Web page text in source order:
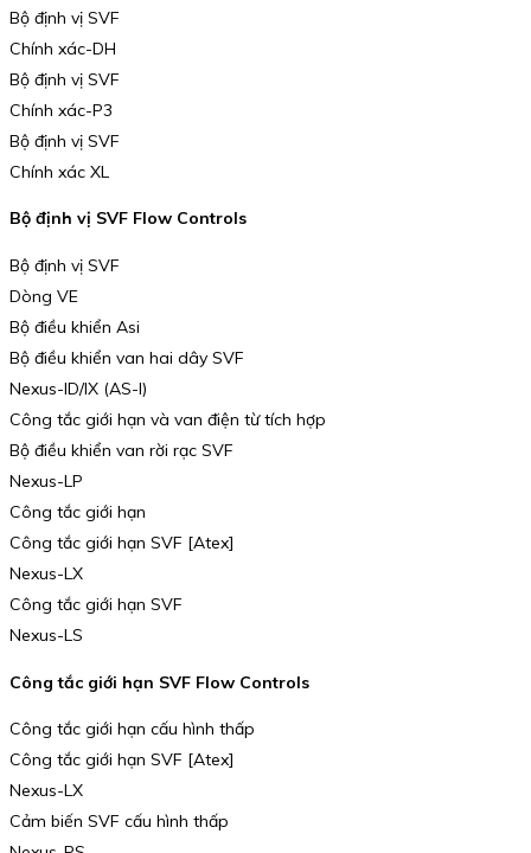
Bộ định vị SVF
Chính xác-DH
Bộ định vị SVF
Chính xác-P3
Bộ định vị SVF
Chính xác XL
Bộ định vị SVF Flow Controls
Bộ định vị SVF
Dòng VE
Bộ điều khiển Asi
Bộ điều khiển van hai dây SVF
Nexus-ID/IX (AS-I)
Công tắc giới hạn và van điện từ tích hợp
Bộ điều khiển van rời rạc SVF
Nexus-LP
Công tắc giới hạn
Công tắc giới hạn SVF [Atex]
Nexus-LX
Công tắc giới hạn SVF
Nexus-LS
Công tắc giới hạn SVF Flow Controls
Công tắc giới hạn cấu hình thấp
Công tắc giới hạn SVF [Atex]
Nexus-LX
Cảm biến SVF cấu hình thấp